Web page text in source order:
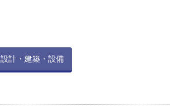
設計・建築・設備